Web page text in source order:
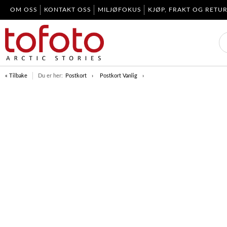
OM OSS KONTAKT OSS MILJØFOKUS KJØP, FRAKT OG RETUR
« Tilbake Du er her: Postkort Postkort Vanlig